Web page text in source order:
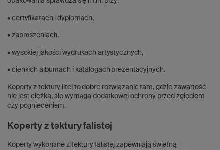
• certyfikatach i dyplomach,
• zaproszeniach,
• wysokiej jakości wydrukach artystycznych,
• cienkich albumach i katalogach prezentacyjnych.
Koperty z tektury litej to dobre rozwiązanie tam, gdzie zawartość
nie jest ciężka, ale wymaga dodatkowej ochrony przed zgięciem
czy pognieceniem.
Koperty z tektury falistej
Koperty wykonane z tektury falistej zapewniają świetną